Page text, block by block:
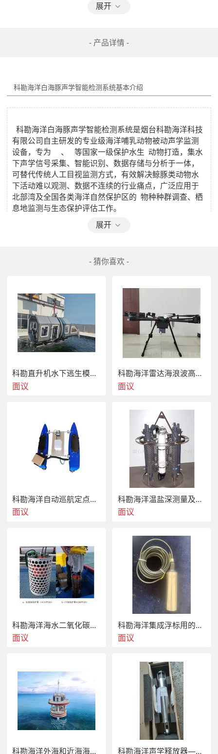
展开
- 产品详情 -
科勘海洋白海豚声学智能检测系统
有限公司自主研发的专业级海洋哺乳动物被动声学监测
设备，专为     、   等国家一级保护水生  动物打造，集水
下声学信号采集、智能识别、数据存储与分析于一体，
可替代传统人工目视监测方式，有效解决鲸豚类动物水
下活动难以观测、数据不连续的行业痛点，广泛应用于
北部湾及全国各类海洋自然保护区的  物种种群调查、栖
科勘海洋白海豚声学智能检测系统
支持连续水下无人值守工作 6 个月以上，采用高灵敏度
低噪声水听器搭配多级数字滤波算法，能有效过滤船舶
航行、海浪冲击等环境背景噪声，支持实时数据本地存
储与定时无线回传，设备部署与回收操作简便，单人即
可完成，外壳采用  级防腐工艺，可适应高盐雾、强腐蚀
的海洋恶劣环境，工作稳定可靠。
科勘海洋白海豚声学智能检测系统 使用说明
各类淡水及咸水环境，工作原理为通过被动声学方式接
收鲸豚类动物发出的哨叫声、回声定位信号与通讯声
波，经预处理后传输至内置 AI 芯片进行物种自动识别与
分类，同时记录目标出现的时间、方位与活动频次，产
理平台三部分组成，安全操作需注意部署前检查设备密
封性能与电池电量，避免在极端恶劣海况下作业，回收
后及时清洁设备并备份数据，严禁私自拆解设备内部组
件。
科勘海洋白海豚声学智能检测系统 采购须知
该产品由科勘海洋科技供应，采购时需联系供应商咨询
具体发货时间、运输方式等细节；售后服务包含设备技
术支持、操作指导等，质保期限与售后联系方式可向供
应商进一步确认，同时可咨询是否支持功能模块的定制
拓展。
展开
- 猜你喜欢 -
科勘直升机水下逃生模拟训练舱
面议
科勘海洋雷达海浪波高监测 物联网存储系统
面议
科勘海洋自动巡航定点转向智能化海洋监测无人船
面议
科勘海洋温盐深测量及采水系统
面议
科勘海洋海水二氧化碳在线监测仪可集成式
面议
科勘海洋集成浮标用的海水浊度探测仪
面议
科勘海洋外海和近海海洋观测站 科勘海洋声学释放器——收发合置换能器